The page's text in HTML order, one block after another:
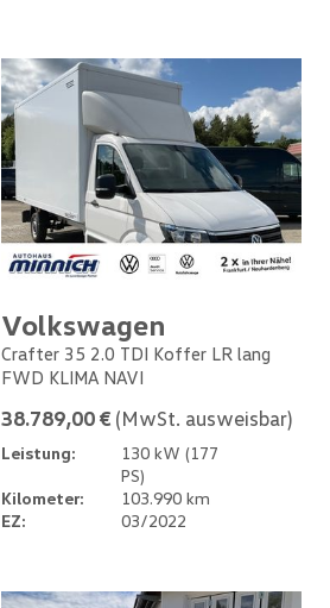
Volkswagen
Crafter 35 2.0 TDI Koffer LR lang
FWD KLIMA NAVI
38.789,00 € (MwSt. ausweisbar)
Leistung:
130 kW (177
PS)
Kilometer:
103.990 km
EZ:
03/2022